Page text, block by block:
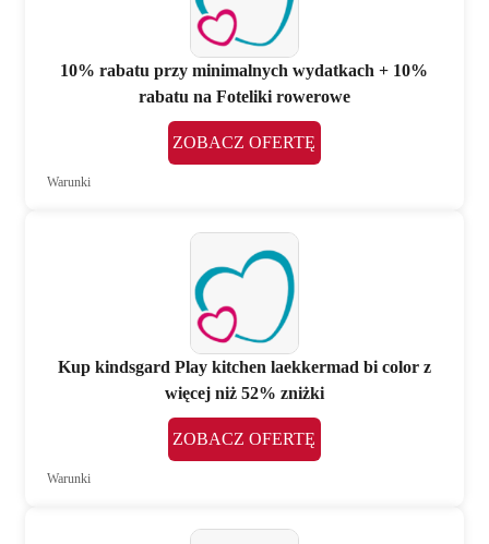
10% rabatu przy minimalnych wydatkach + 10%
rabatu na Foteliki rowerowe
ZOBACZ OFERTĘ
Warunki
Kup kindsgard Play kitchen laekkermad bi color z
więcej niż 52% zniżki
ZOBACZ OFERTĘ
Warunki